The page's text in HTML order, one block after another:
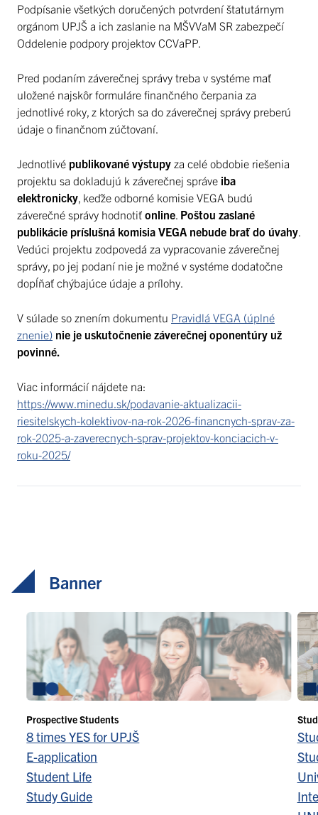
Podpísanie všetkých doručených potvrdení štatutárnym
orgánom UPJŠ a ich zaslanie na MŠVVaM SR zabezpečí
Oddelenie podpory projektov CCVaPP.
Pred podaním záverečnej správy treba v systéme mať
uložené najskôr formuláre finančného čerpania za
jednotlivé roky, z ktorých sa do záverečnej správy preberú
údaje o finančnom zúčtovaní.
Jednotlivé publikované výstupy za celé obdobie riešenia
projektu sa dokladujú k záverečnej správe iba
elektronicky , keďže odborné komisie VEGA budú
záverečné správy hodnotiť online Poštou zaslané
publikácie príslušná komisia VEGA nebude brať do úvahy
Vedúci projektu zodpovedá za vypracovanie záverečnej
správy, po jej podaní nie je možné v systéme dodatočne
dopĺňať chýbajúce údaje a prílohy.
V súlade so znením dokumentu Pravidlá VEGA (úplné
znenie) nie je uskutočnenie záverečnej oponentúry už
povinné.
Viac informácií nájdete na:
https://www.minedu.sk/podavanie-aktualizacii-
riesitelskych-kolektivov-na-rok-2026-financnych-sprav-za-
rok-2025-a-zaverecnych-sprav-projektov-konciacich-v-
roku-2025/
Banner
Prospective Students
8 times YES for UPJŠ
E-application
Student Life
Study Guide